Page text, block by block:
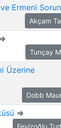
Ermeni
Akçam
Tunçay
Üzerine
Dobb
⇒
Feyizoğlu